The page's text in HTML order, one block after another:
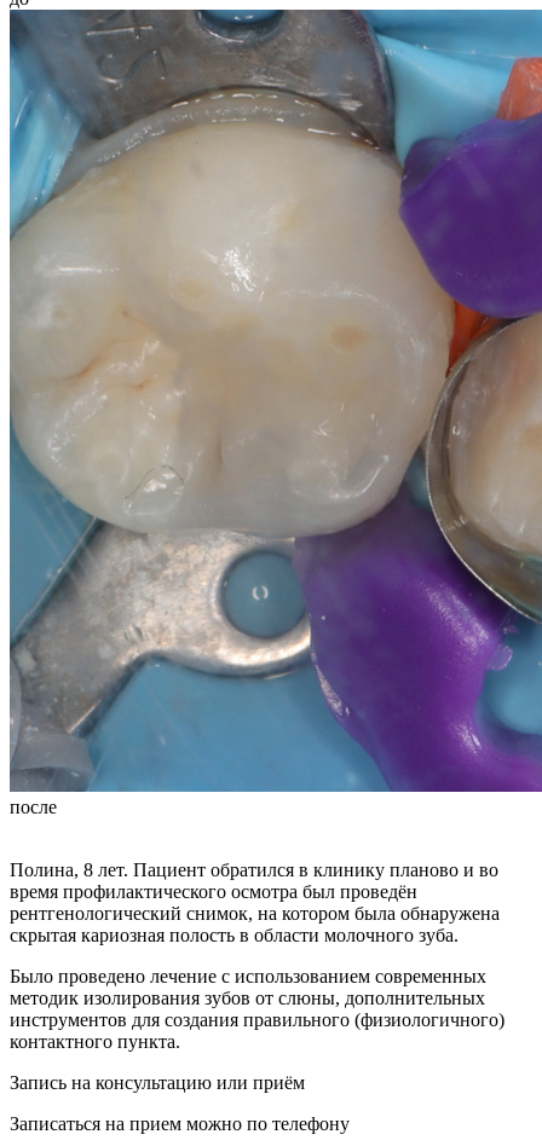
после
Полина, 8 лет. Пациент обратился в клинику планово и во
время профилактического осмотра был проведён
рентгенологический снимок, на котором была обнаружена
скрытая кариозная полость в области молочного зуба.
Было проведено лечение с использованием современных
методик изолирования зубов от слюны, дополнительных
инструментов для создания правильного (физиологичного)
контактного пункта.
Запись на консультацию или приём
Записаться на прием можно по телефону